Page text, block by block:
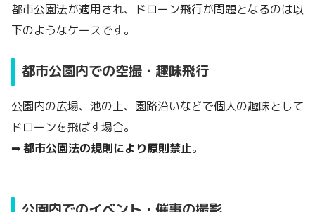
都市公園法が適用され、ドローン飛行が問題となるのは以
下のようなケースです。
都市公園内での空撮・趣味飛行
公園内の広場、池の上、園路沿いなどで個人の趣味として
ドローンを飛ばす場合。
➡都市公園法の規則により原則禁止。